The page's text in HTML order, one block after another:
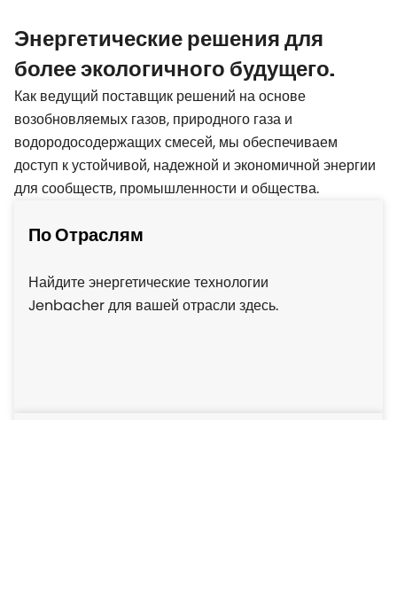
Энергетические решения для
более экологичного будущего.
Как ведущий поставщик решений на основе
возобновляемых газов, природного газа и
водородосодержащих смесей, мы обеспечиваем
доступ к устойчивой, надежной и экономичной энергии
для сообществ, промышленности и общества.
По Отраслям
Найдите энергетические технологии
Jenbacher для вашей отрасли здесь.